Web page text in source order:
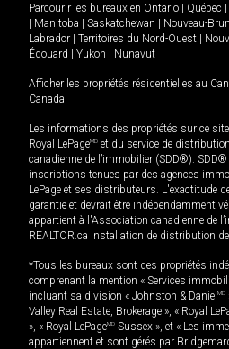
Parcourir les bureaux en Ontario | Québec |
| Manitoba | Saskatchewan | Nouveau-
Labrador | Territoires du Nord-Ouest |
Édouard | Yukon | Nunavut
Afficher les propriétés résidentielles au
Canada
Les informations des propriétés sur ce
Royal LePageMD et du service de
canadienne de l’immobilier (SDD®). SDD®
inscriptions tenues par des agences
LePage et ses distributeurs. L'exactitude
garantie et devrait être indépendamment
appartient à l'Association canadienne de
REALTOR.ca Installation de distribution
*Tous les bureaux sont des propriétés
comprenant la mention « Services
incluant sa division « Johnston & Daniel MD
Valley Real Estate, Brokerage », « Royal
», « Royal LePageMD Sussex », et « Les
appartiennent et sont gérés par